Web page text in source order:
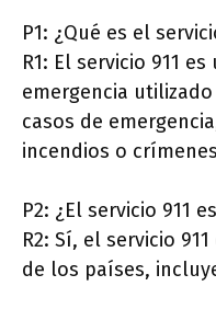
P1: ¿Qué es el
R1: El servicio 911
emergencia
casos de
incendios o
P2: ¿El servicio 911
R2: Sí, el servicio
de los países,